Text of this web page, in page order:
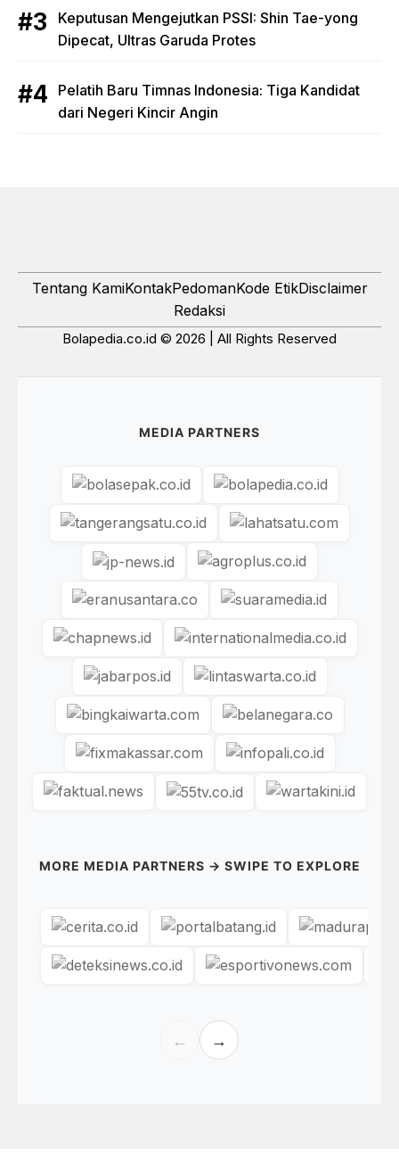
Keputusan Mengejutkan PSSI: Shin Tae-yong
Dipecat, Ultras Garuda Protes
Pelatih Baru Timnas Indonesia: Tiga Kandidat
dari Negeri Kincir Angin
Tentang KamiKontakPedomanKode EtikDisclaimer
Redaksi
Bolapedia.co.id © 2026 | All Rights Reserved
MEDIA PARTNERS
MORE MEDIA PARTNERS → SWIPE TO EXPLORE
← →